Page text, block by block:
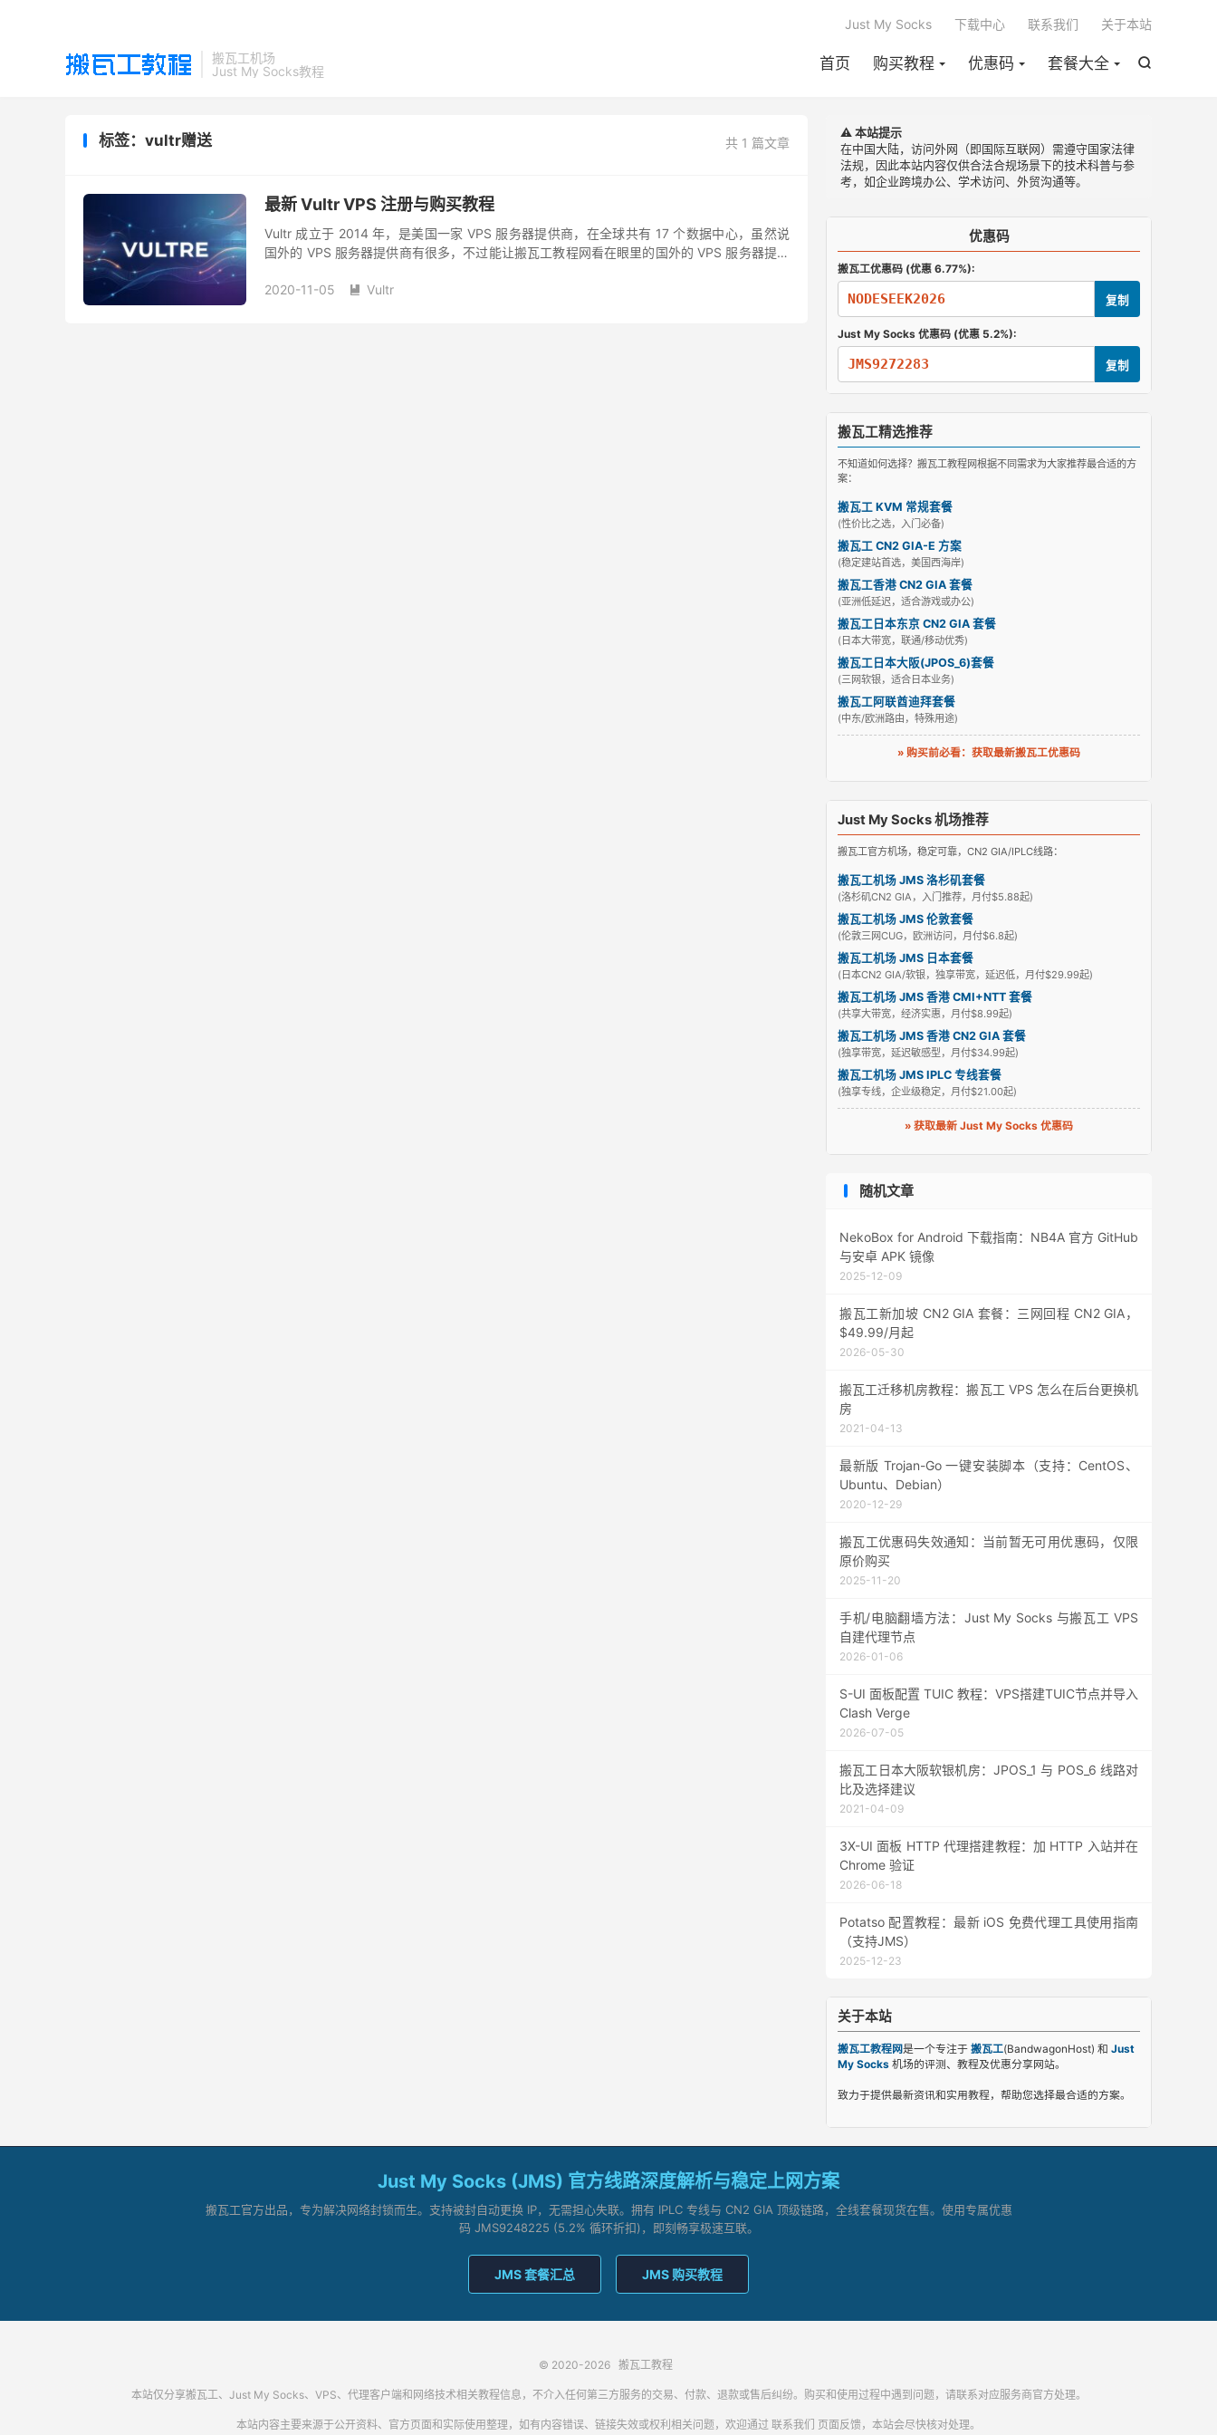
搬瓦工机场
Just My Socks教程

首页 购买教程 优惠码 套餐大全
Just My Socks 下载中心 联系我们 关于本站
共 1 篇文章
标签：vultr赠送
最新 Vultr VPS 注册与购买教程
Vultr 成立于 2014 年，是美国一家 VPS 服务器提供商，在全球共有 17 个数据中心，虽然说
国外的 VPS 服务器提供商有很多，不过能让搬瓦工教程网看在眼里的国外的 VPS 服务器提供
2020-11-05
 Vultr
⚠️ 本站提示
在中国大陆，访问外网（即国际互联网）需遵守国家法律
法规，因此本站内容仅供合法合规场景下的技术科普与参
考，如企业跨境办公、学术访问、外贸沟通等。
优惠码
搬瓦工优惠码 (优惠 6.77%):
NODESEEK2026 复制
Just My Socks 优惠码 (优惠 5.2%):
JMS9272283 复制
搬瓦工精选推荐
不知道如何选择？搬瓦工教程网根据不同需求为大家推荐最合适的方
案：
搬瓦工 KVM 常规套餐
(性价比之选，入门必备)
搬瓦工 CN2 GIA-E 方案
(稳定建站首选，美国西海岸)
搬瓦工香港 CN2 GIA 套餐
(亚洲低延迟，适合游戏或办公)
搬瓦工日本东京 CN2 GIA 套餐
(日本大带宽，联通/移动优秀)
搬瓦工日本大阪(JPOS_6)套餐
(三网软银，适合日本业务)
搬瓦工阿联酋迪拜套餐
(中东/欧洲路由，特殊用途)
» 购买前必看：获取最新搬瓦工优惠码
Just My Socks 机场推荐
搬瓦工官方机场，稳定可靠，CN2 GIA/IPLC线路：
搬瓦工机场 JMS 洛杉矶套餐
(洛杉矶CN2 GIA，入门推荐，月付$5.88起)
搬瓦工机场 JMS 伦敦套餐
(伦敦三网CUG，欧洲访问，月付$6.8起)
搬瓦工机场 JMS 日本套餐
(日本CN2 GIA/软银，独享带宽，延迟低，月付$29.99起)
搬瓦工机场 JMS 香港 CMI+NTT 套餐
(共享大带宽，经济实惠，月付$8.99起)
搬瓦工机场 JMS 香港 CN2 GIA 套餐
(独享带宽，延迟敏感型，月付$34.99起)
搬瓦工机场 JMS IPLC 专线套餐
(独享专线，企业级稳定，月付$21.00起)
» 获取最新 Just My Socks 优惠码
随机文章
NekoBox for Android 下载指南：NB4A 官方 GitHub
与安卓 APK 镜像
2025-12-09
搬瓦工新加坡 CN2 GIA 套餐：三网回程 CN2 GIA，
$49.99/月起
2026-05-30
搬瓦工迁移机房教程：搬瓦工 VPS 怎么在后台更换机
房
2021-04-13
最新版 Trojan-Go 一键安装脚本（支持：CentOS、
Ubuntu、Debian）
2020-12-29
搬瓦工优惠码失效通知：当前暂无可用优惠码，仅限
原价购买
2025-11-20
手机/电脑翻墙方法：Just My Socks 与搬瓦工 VPS
自建代理节点
2026-01-06
S-UI 面板配置 TUIC 教程：VPS搭建TUIC节点并导入
Clash Verge
2026-07-05
搬瓦工日本大阪软银机房：JPOS_1 与 POS_6 线路对
比及选择建议
2021-04-09
3X-UI 面板 HTTP 代理搭建教程：加 HTTP 入站并在
Chrome 验证
2026-06-18
Potatso 配置教程：最新 iOS 免费代理工具使用指南
（支持JMS）
2025-12-23
关于本站
搬瓦工教程网是一个专注于 搬瓦工(BandwagonHost) 和 Just
My Socks 机场的评测、教程及优惠分享网站。
致力于提供最新资讯和实用教程，帮助您选择最合适的方案。
Just My Socks (JMS) 官方线路深度解析与稳定上网方案
搬瓦工官方出品，专为解决网络封锁而生。支持被封自动更换 IP，无需担心失联。拥有 IPLC 专线与 CN2 GIA 顶级链路，全线套餐现货在售。使用专属优惠
码 JMS9248225 (5.2% 循环折扣)，即刻畅享极速互联。
JMS 套餐汇总 JMS 购买教程
© 2020-2026 搬瓦工教程
本站仅分享搬瓦工、Just My Socks、VPS、代理客户端和网络技术相关教程信息，不介入任何第三方服务的交易、付款、退款或售后纠纷。购买和使用过程中遇到问题，请联系对应服务商官方处理。
本站内容主要来源于公开资料、官方页面和实际使用整理，如有内容错误、链接失效或权利相关问题，欢迎通过 联系我们 页面反馈，本站会尽快核对处理。